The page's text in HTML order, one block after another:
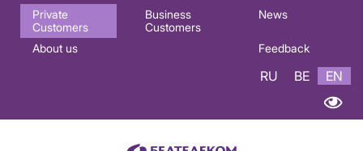
Основная
навигация
Private
Customers
Business
Customers
News
About us Feedback
RU BE EN